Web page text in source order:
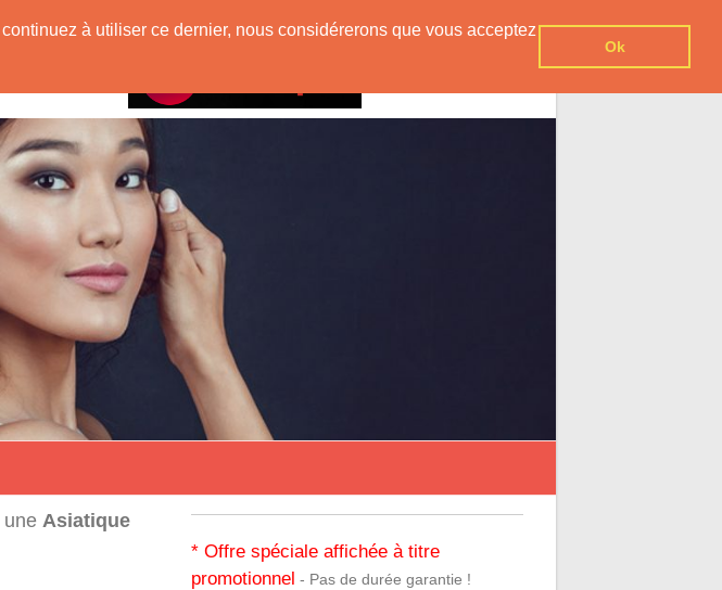
à utiliser ce dernier, nous considérerons que vous acceptez
Ok
une Asiatique
* Offre spéciale affichée à titre
promotionnel - Pas de durée garantie !